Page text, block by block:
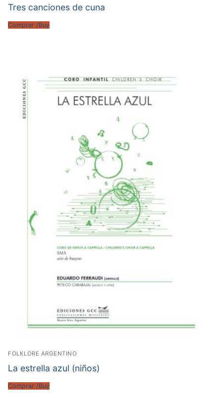
Tres canciones de cuna
Comprar /Buy
FOLKLORE ARGENTINO
La estrella azul (niños)
Comprar /Buy